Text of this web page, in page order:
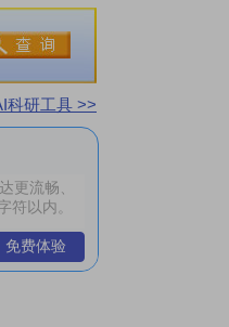
科研工具 >>
免费体验